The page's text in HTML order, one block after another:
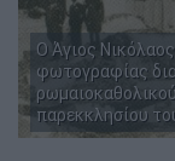
Ο Άγιος
φωτογραφίας
παρεκκλησίου